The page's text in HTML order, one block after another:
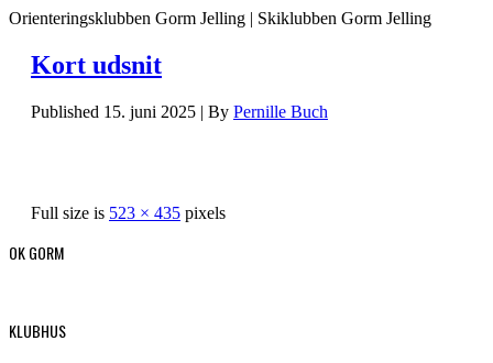
Orienteringsklubben Gorm Jelling | Skiklubben Gorm Jelling
Kort udsnit
Published 15. juni 2025 | By Pernille Buch
Full size is 523 × 435 pixels
OK GORM
KLUBHUS